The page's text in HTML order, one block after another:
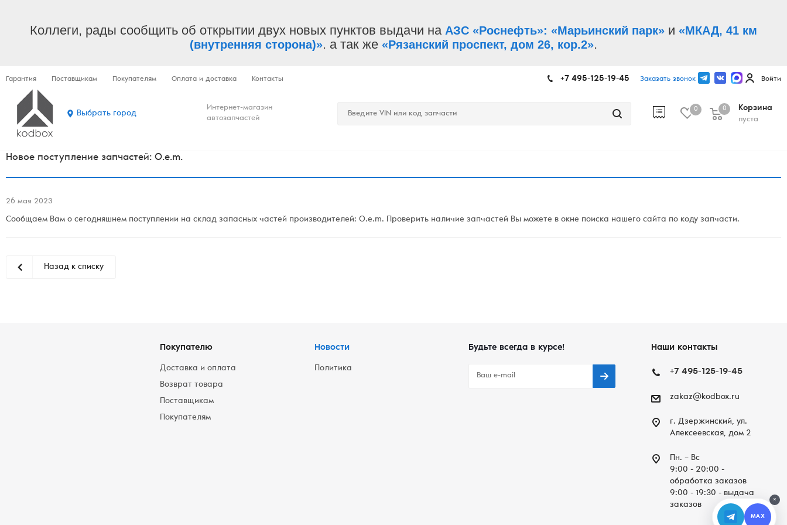
Коллеги, рады сообщить об открытии двух новых пунктов выдачи на АЗС «Роснефть»: «Марьинский парк» и «МКАД, 41 км
(внутренняя сторона)». а так же «Рязанский проспект, дом 26, кор.2».
Гарантия Поставщикам Покупателям Оплата и доставка Контакты +7 495-125-19-45 Заказать звонок Войти
Выбрать город
Интернет-магазин
автозапчастей
0
Корзина
пуста
0
Новое поступление запчастей: O.e.m.
26 мая 2023
Сообщаем Вам о сегодняшнем поступлении на склад запасных частей производителей: O.e.m. Проверить наличие запчастей Вы можете в окне поиска нашего сайта по коду запчасти.
Назад к списку
Покупателю
Доставка и оплата
Возврат товара
Поставщикам
Покупателям
Новости
Политика
Будьте всегда в курсе! Наши контакты
+7 495-125-19-45
zakaz@kodbox.ru
г. Дзержинский, ул.
Алексеевская, дом 2
Пн. – Вc
9:00 - 20:00 -
обработка заказов
9:00 - 19:30 - выдача
заказов
×
MAX